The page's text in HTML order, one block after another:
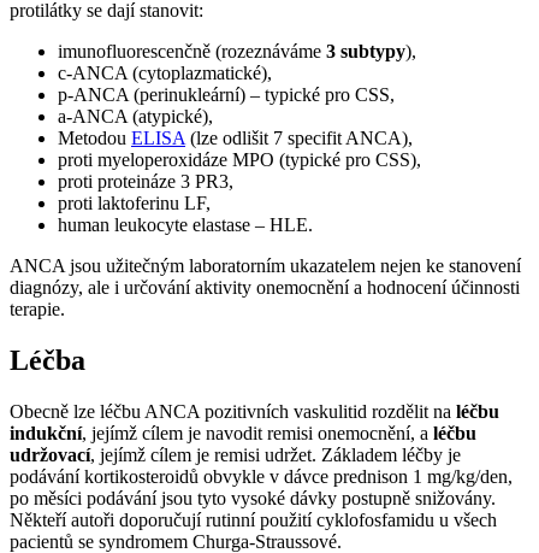
protilátky se dají stanovit:
imunofluorescenčně (rozeznáváme 3 subtypy),
c-ANCA (cytoplazmatické),
p-ANCA (perinukleární) – typické pro CSS,
a-ANCA (atypické),
Metodou ELISA (lze odlišit 7 specifit ANCA),
proti myeloperoxidáze MPO (typické pro CSS),
proti proteináze 3 PR3,
proti laktoferinu LF,
human leukocyte elastase – HLE.
ANCA jsou užitečným laboratorním ukazatelem nejen ke stanovení
diagnózy, ale i určování aktivity onemocnění a hodnocení účinnosti
terapie.
Léčba
Obecně lze léčbu ANCA pozitivních vaskulitid rozdělit na léčbu
indukční, jejímž cílem je navodit remisi onemocnění, a léčbu
udržovací, jejímž cílem je remisi udržet. Základem léčby je
podávání kortikosteroidů obvykle v dávce prednison 1 mg/kg/den,
po měsíci podávání jsou tyto vysoké dávky postupně snižovány.
Někteří autoři doporučují rutinní použití cyklofosfamidu u všech
pacientů se syndromem Churga-Straussové.